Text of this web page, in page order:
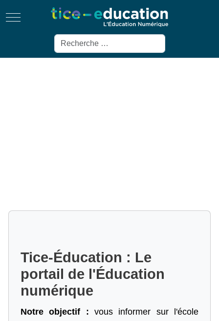
Mobile Menu Toggle
Rechercher
Tice-Éducation : Le
portail de l'Éducation
numérique
Notre objectif : vous informer sur l'école